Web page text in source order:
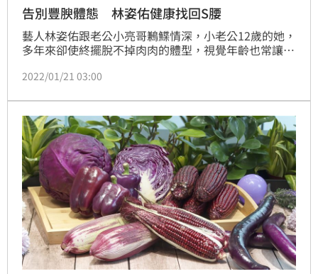
告別豐腴體態 林姿佑健康找回S腰
藝人林姿佑跟老公小亮哥鶼鰈情深，小老公12歲的她，
多年來卻使終擺脫不掉肉肉的體型，視覺年齡也常讓人
方》節目亮相的林姿佑，窈窕的身型讓人眼睛為之一
的健康窈窕密技，使用「L112芙媚琳德國卡油錠」來
促進新陳代謝，配合飲食的調整，成為熟女健康享受的
典範。
2022/01/21 03:00